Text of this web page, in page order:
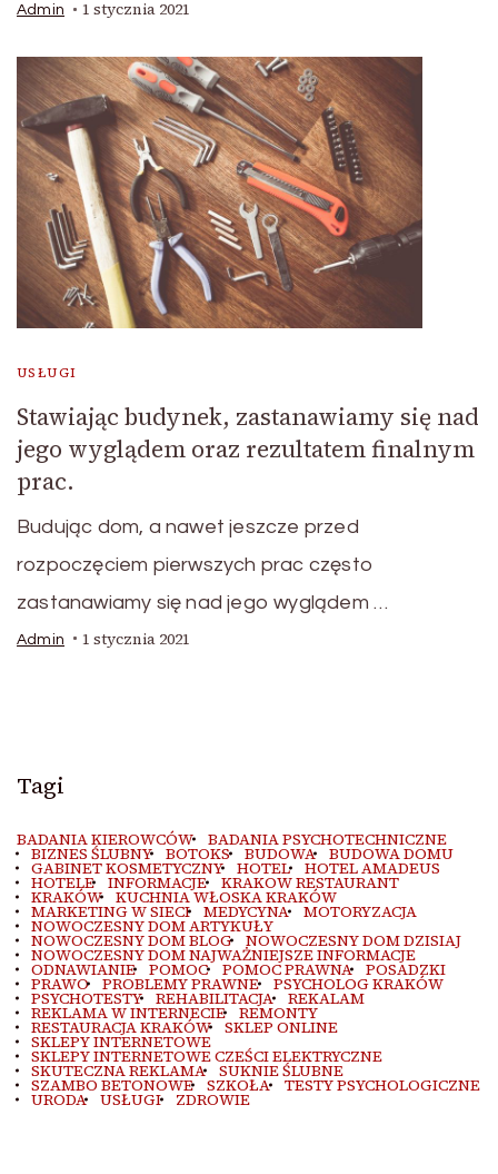
Admin 1 stycznia 2021
USŁUGI
Stawiając budynek, zastanawiamy się nad
jego wyglądem oraz rezultatem finalnym
prac.
Budując dom, a nawet jeszcze przed
rozpoczęciem pierwszych prac często
zastanawiamy się nad jego wyglądem …
Admin 1 stycznia 2021
Tagi
BADANIA KIEROWCÓW BADANIA PSYCHOTECHNICZNE
BIZNES ŚLUBNY BOTOKS BUDOWA BUDOWA DOMU
GABINET KOSMETYCZNY HOTEL HOTEL AMADEUS
HOTELE INFORMACJE KRAKOW RESTAURANT
KRAKÓW KUCHNIA WŁOSKA KRAKÓW
MARKETING W SIECI MEDYCYNA MOTORYZACJA
NOWOCZESNY DOM ARTYKUŁY
NOWOCZESNY DOM BLOG NOWOCZESNY DOM DZISIAJ
NOWOCZESNY DOM NAJWAŻNIEJSZE INFORMACJE
ODNAWIANIE POMOC POMOC PRAWNA POSADZKI
PRAWO PROBLEMY PRAWNE PSYCHOLOG KRAKÓW
PSYCHOTESTY REHABILITACJA REKALAM
REKLAMA W INTERNECIE REMONTY
RESTAURACJA KRAKÓW SKLEP ONLINE
SKLEPY INTERNETOWE
SKLEPY INTERNETOWE CZEŚCI ELEKTRYCZNE
SKUTECZNA REKLAMA SUKNIE ŚLUBNE
SZAMBO BETONOWE SZKOŁA TESTY PSYCHOLOGICZNE
URODA USŁUGI ZDROWIE